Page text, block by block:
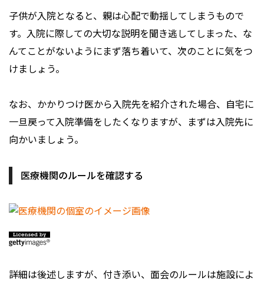
子供が入院となると、親は心配で動揺してしまうもので
す。入院に際しての大切な説明を聞き逃してしまった、な
んてことがないようにまず落ち着いて、次のことに気をつ
けましょう。
なお、かかりつけ医から入院先を紹介された場合、自宅に
一旦戻って入院準備をしたくなりますが、まずは入院先に
向かいましょう。
医療機関のルールを確認する
詳細は後述しますが、付き添い、面会のルールは施設によ